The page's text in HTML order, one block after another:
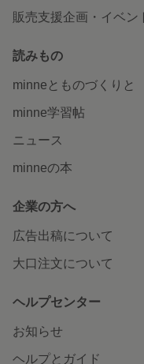
販売支援企画・イベン
読みもの
minneとものづくりと
minne学習帖
ニュース
minneの本
企業の方へ
広告出稿について
大口注文について
ヘルプセンター
お知らせ
ヘルプとガイド